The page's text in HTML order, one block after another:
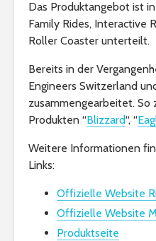
Das Produktangebot ist
Family Rides, Interactive
Roller Coaster unterteilt.
Bereits in der
Engineers Switzerland
zusammengearbeitet. So
Produkten “Blizzard“, “
Weitere Informationen
Links:
Offizielle Website
Offizielle Website
Produktseite